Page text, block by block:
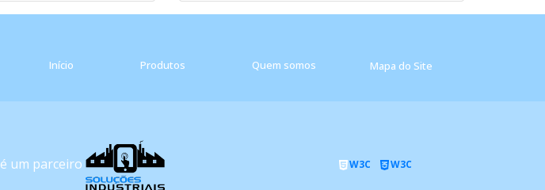
Início Produtos Quem somos Mapa do Site
é um parceiro W3C W3C